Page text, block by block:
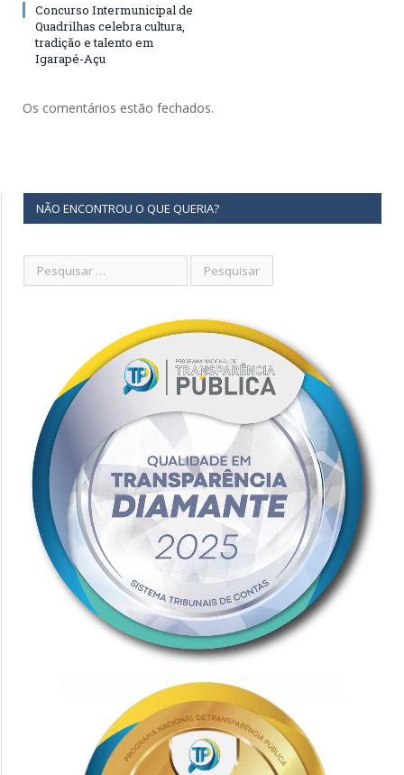
Concurso Intermunicipal de
Quadrilhas celebra cultura,
tradição e talento em
Igarapé-Açu
Os comentários estão fechados.
NÃO ENCONTROU O QUE QUERIA?